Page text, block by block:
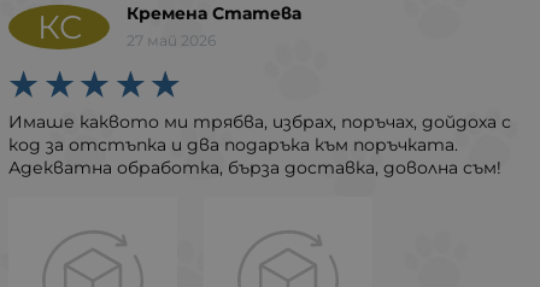
КС Кремена Статева
27 май 2026
Имаше каквото ми трябва, избрах, поръчах, дойдоха с
код за отстъпка и два подаръка към поръчката.
Адекватна обработка, бърза доставка, доволна съм!